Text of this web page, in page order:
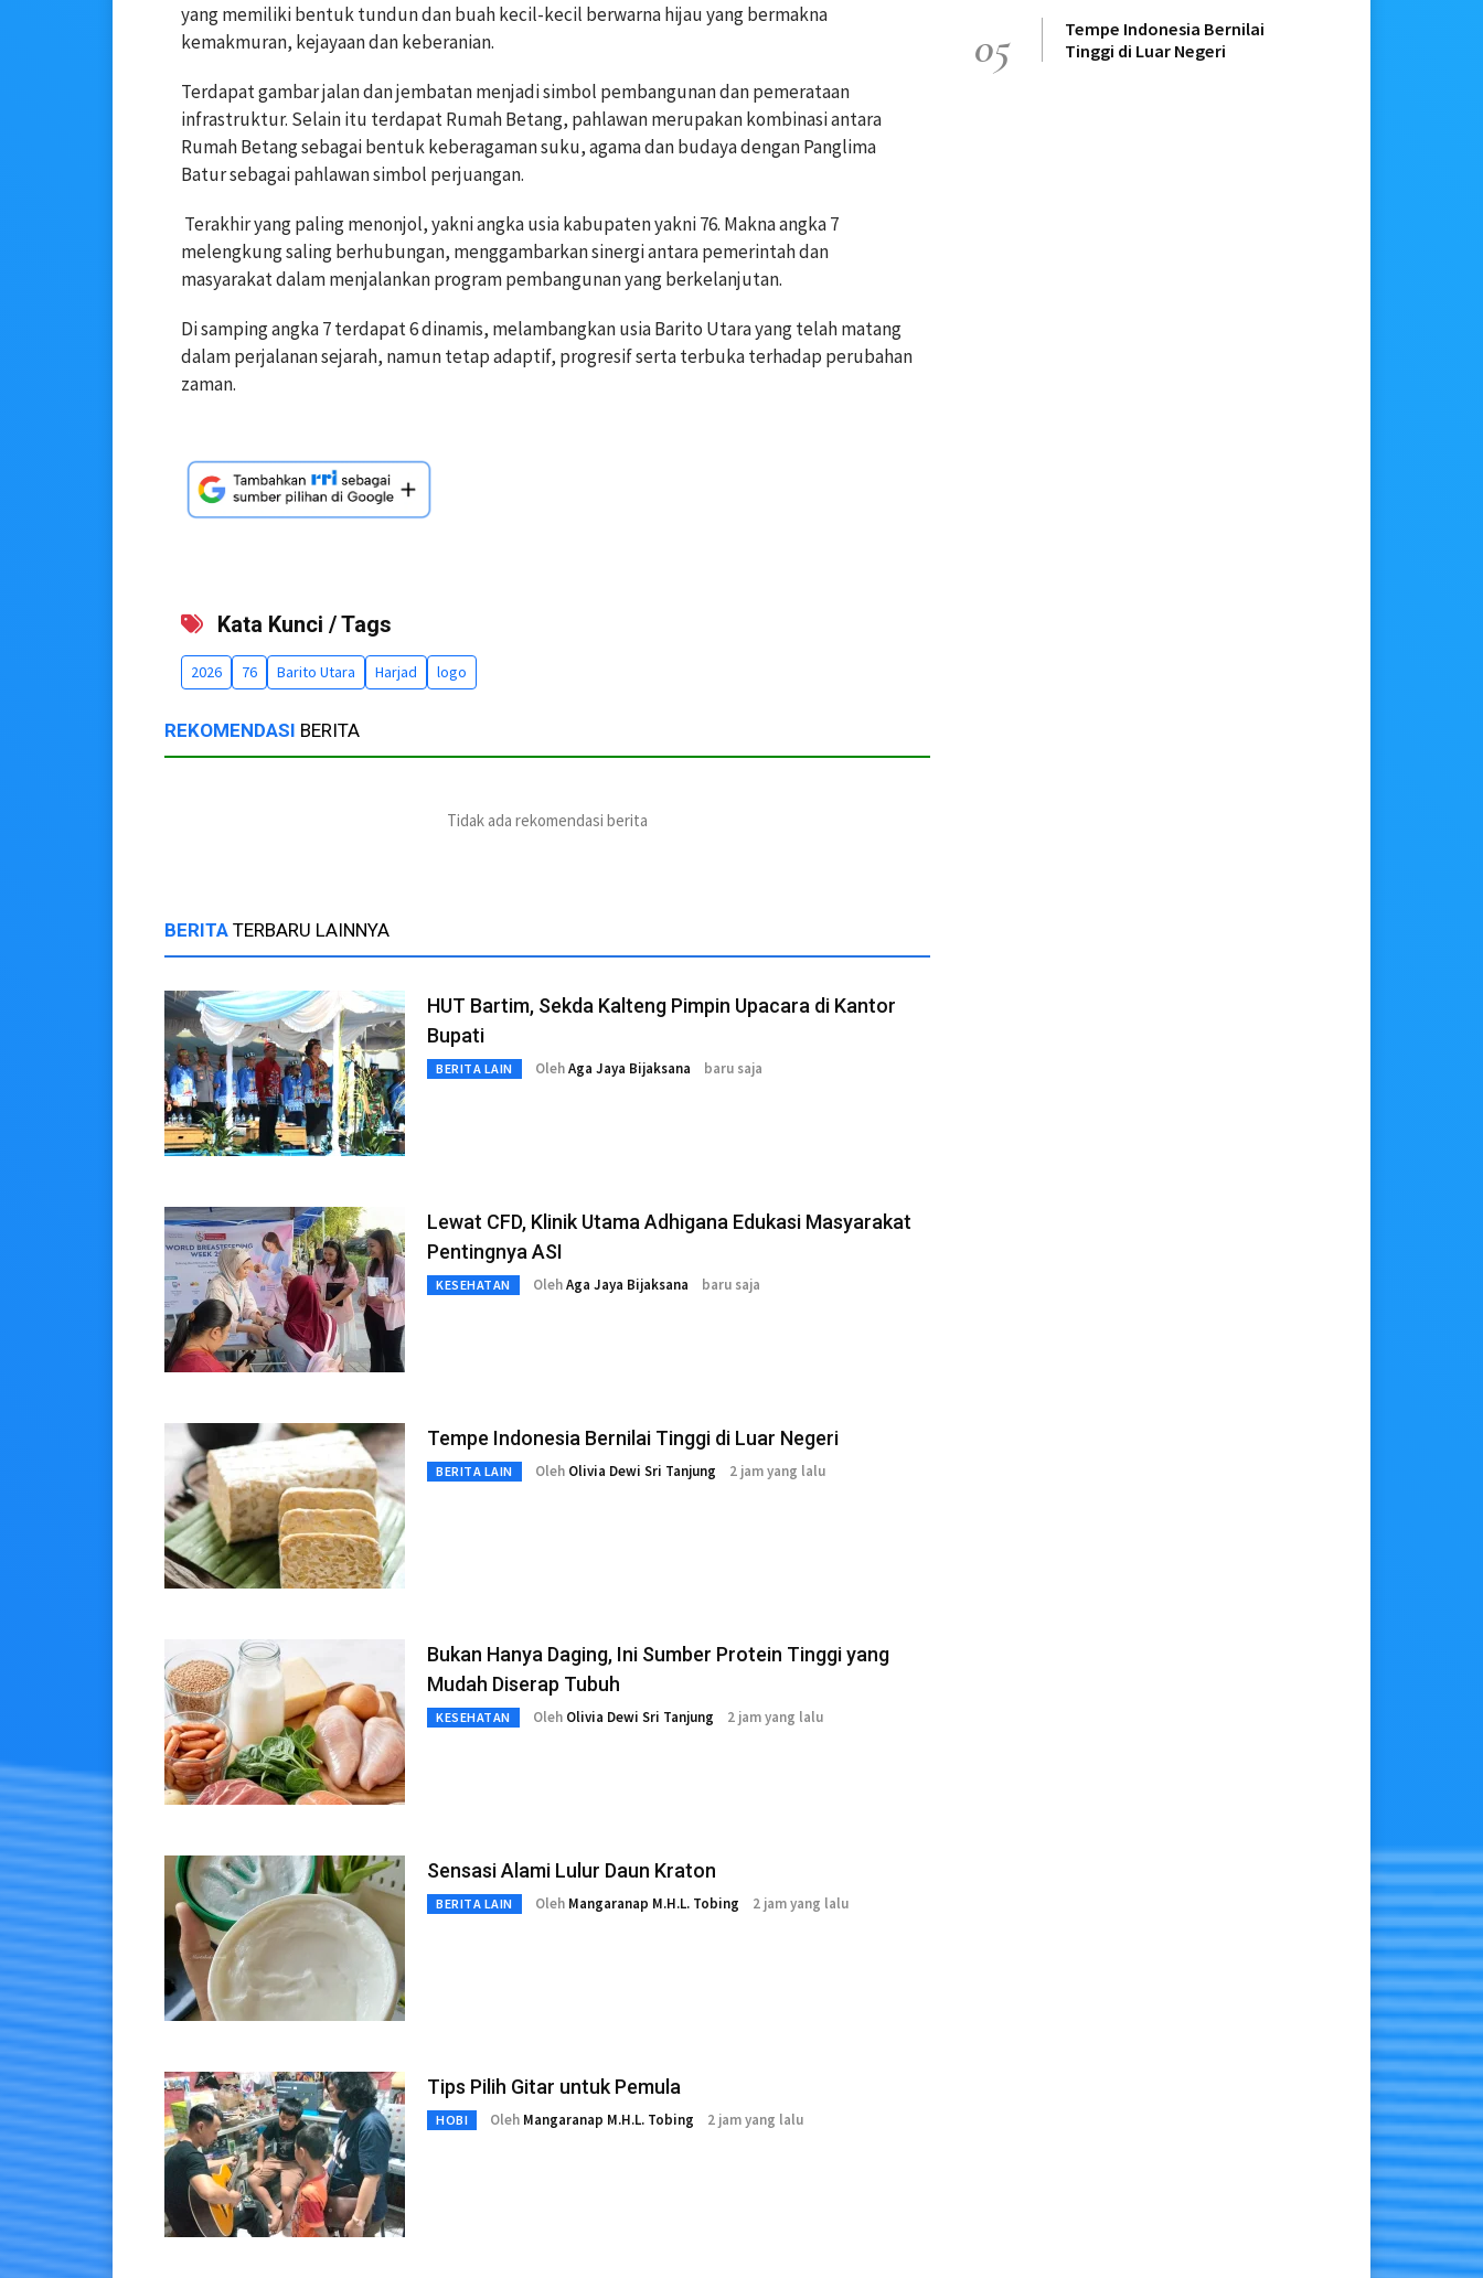
yang memiliki bentuk tundun dan buah kecil-kecil berwarna hijau yang bermakna
kemakmuran, kejayaan dan keberanian.
‎‎Terdapat gambar jalan dan jembatan menjadi simbol pembangunan dan pemerataan
infrastruktur. Selain itu terdapat Rumah Betang, pahlawan merupakan kombinasi antara
Rumah Betang sebagai bentuk keberagaman suku, agama dan budaya dengan Panglima
Batur sebagai pahlawan simbol perjuangan.
‎ ‎Terakhir yang paling menonjol, yakni angka usia kabupaten yakni 76. Makna angka 7
melengkung saling berhubungan, menggambarkan sinergi antara pemerintah dan
masyarakat dalam menjalankan program pembangunan yang berkelanjutan.
‎Di samping angka 7 terdapat 6 dinamis, melambangkan usia Barito Utara yang telah matang
dalam perjalanan sejarah, namun tetap adaptif, progresif serta terbuka terhadap perubahan
zaman.
Kata Kunci / Tags
2026 76 Barito Utara Harjad logo
REKOMENDASI BERITA
Tidak ada rekomendasi berita
BERITA TERBARU LAINNYA
HUT Bartim, Sekda Kalteng Pimpin Upacara di Kantor
Bupati
BERITA LAIN OlehAga Jaya Bijaksana baru saja
Lewat CFD, Klinik Utama Adhigana Edukasi Masyarakat
Pentingnya ASI
KESEHATAN OlehAga Jaya Bijaksana baru saja
Tempe Indonesia Bernilai Tinggi di Luar Negeri
BERITA LAIN Oleh Olivia Dewi Sri Tanjung 2 jam yang lalu
Bukan Hanya Daging, Ini Sumber Protein Tinggi yang
Mudah Diserap Tubuh
KESEHATAN Oleh Olivia Dewi Sri Tanjung 2 jam yang lalu
Sensasi Alami Lulur Daun Kraton
BERITA LAIN Oleh Mangaranap M.H.L. Tobing 2 jam yang lalu
Tips Pilih Gitar untuk Pemula
HOBI Oleh Mangaranap M.H.L. Tobing 2 jam yang lalu
05
Tempe Indonesia Bernilai
Tinggi di Luar Negeri